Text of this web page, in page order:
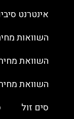
אינטרנט
השוואות
השוואת
השוואת
סים זול